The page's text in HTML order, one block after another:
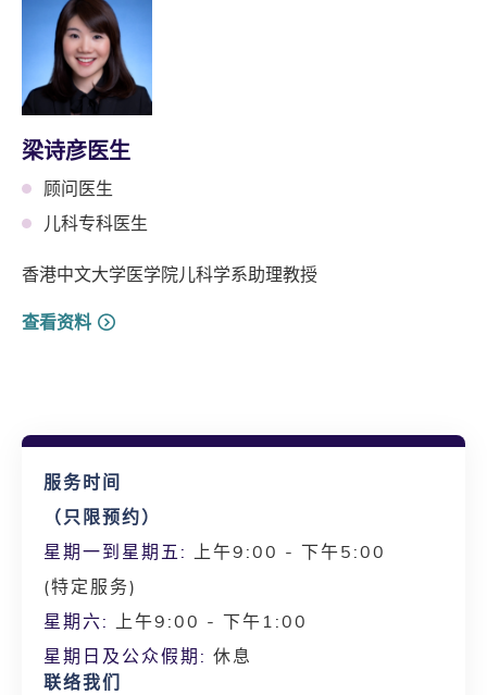
梁诗彦医生
顾问医生
儿科专科医生
香港中文大学医学院儿科学系助理教授
查看资料
服务时间
（只限预约）
星期一到星期五: 上午9:00 - 下午5:00
(特定服务)
星期六: 上午9:00 - 下午1:00
星期日及公众假期: 休息
联络我们